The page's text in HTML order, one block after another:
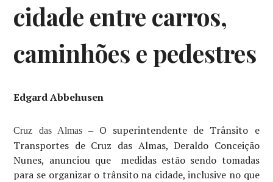
cidade entre carros,
caminhões e pedestres
Edgard Abbehusen
Cruz das Almas – O superintendente de Trânsito e
Transportes de Cruz das Almas, Deraldo Conceição
Nunes, anunciou que medidas estão sendo tomadas
para se organizar o trânsito na cidade, inclusive no que